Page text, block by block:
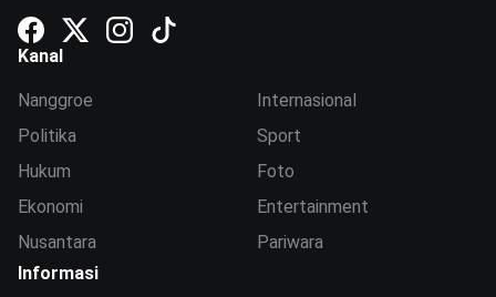
Kanal
Nanggroe
Politika
Hukum
Ekonomi
Nusantara
Internasional
Sport
Foto
Entertainment
Pariwara
Informasi